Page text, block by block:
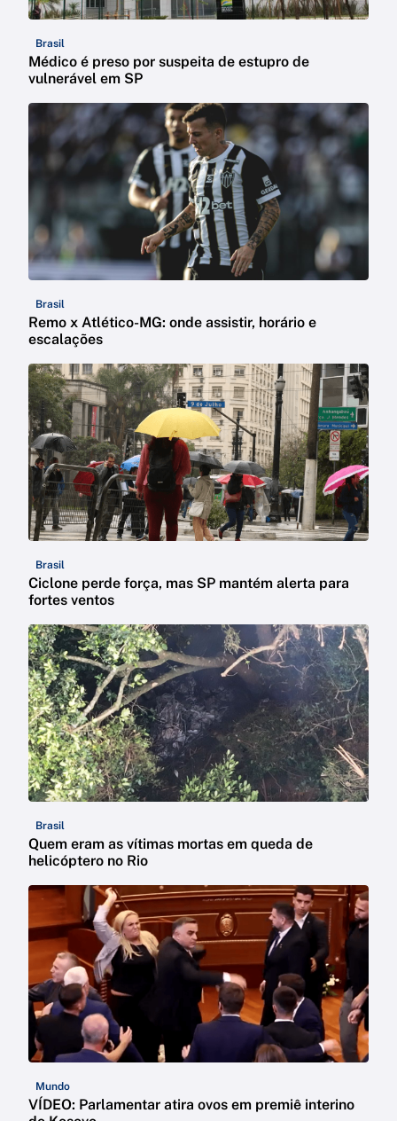
Brasil
Médico é preso por suspeita de estupro de
vulnerável em SP
Brasil
Remo x Atlético-MG: onde assistir, horário e
escalações
Brasil
Ciclone perde força, mas SP mantém alerta para
fortes ventos
Brasil
Quem eram as vítimas mortas em queda de
helicóptero no Rio
Mundo
VÍDEO: Parlamentar atira ovos em premiê interino